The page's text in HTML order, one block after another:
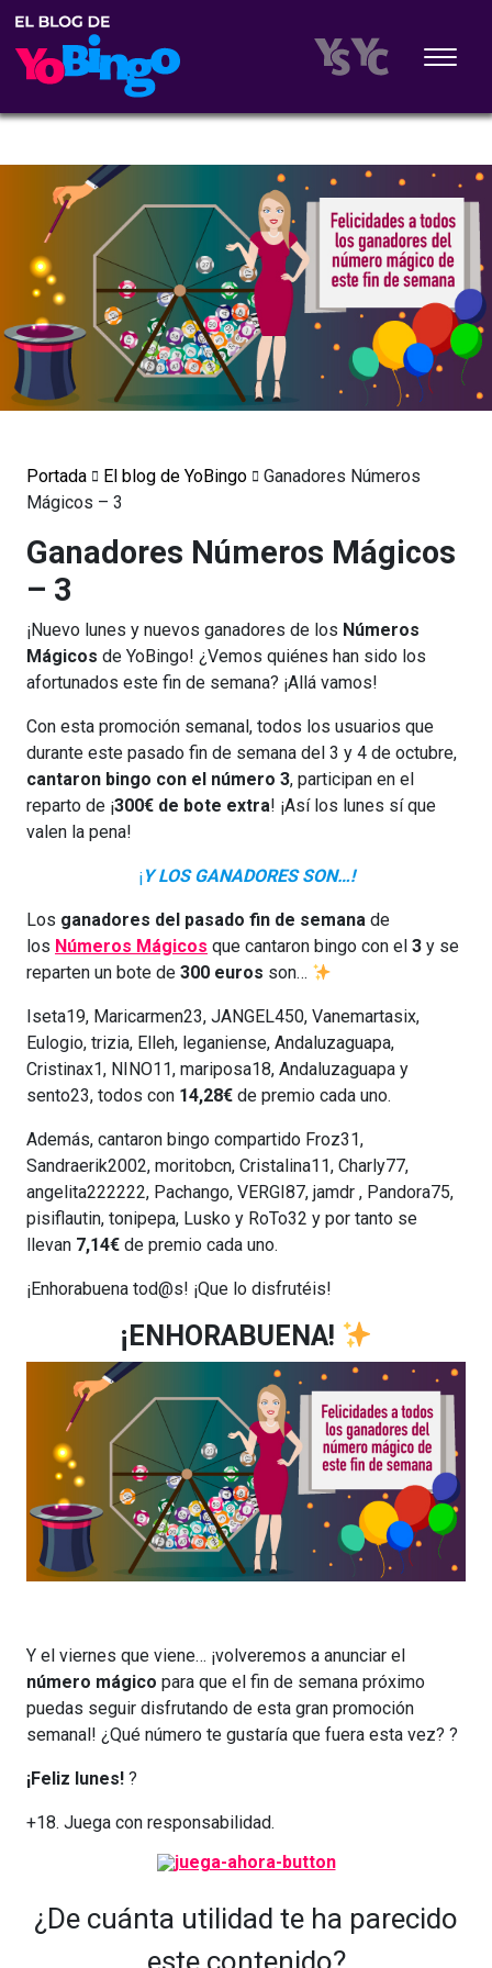
Portada El blog de YoBingo
Ganadores Números
Mágicos – 3
Ganadores Números Mágicos
– 3
¡Nuevo lunes y nuevos ganadores de los Números
Mágicos de YoBingo! ¿Vemos quiénes han sido los
afortunados este fin de semana? ¡Allá vamos!
Con esta promoción semanal, todos los usuarios que
durante este pasado fin de semana del 3 y 4 de octubre,
cantaron bingo con el número 3, participan en el
reparto de ¡300€ de bote extra! ¡Así los lunes sí que
valen la pena!
¡Y LOS GANADORES SON…!
Los ganadores del pasado fin de semana de
los Números Mágicos que cantaron bingo con el 3 y se
reparten un bote de 300 euros son…
Iseta19, Maricarmen23, JANGEL450, Vanemartasix,
Eulogio, trizia, Elleh, leganiense, Andaluzaguapa,
Cristinax1, NINO11, mariposa18, Andaluzaguapa y
sento23, todos con 14,28€ de premio cada uno.
Además, cantaron bingo compartido Froz31,
Sandraerik2002, moritobcn, Cristalina11, Charly77,
angelita222222, Pachango, VERGI87, jamdr , Pandora75,
pisiflautin, tonipepa, Lusko y RoTo32 y por tanto se
llevan 7,14€ de premio cada uno.
¡Enhorabuena tod@s! ¡Que lo disfrutéis!
¡ENHORABUENA!
Y el viernes que viene… ¡volveremos a anunciar el
número mágico para que el fin de semana próximo
puedas seguir disfrutando de esta gran promoción
semanal! ¿Qué número te gustaría que fuera esta vez? ?
¡Feliz lunes! ?
+18. Juega con responsabilidad.
¿De cuánta utilidad te ha parecido
este contenido?